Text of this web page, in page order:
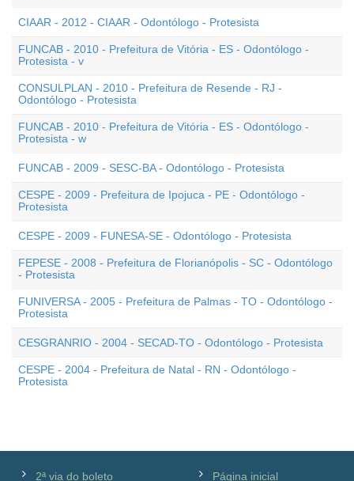
CIAAR - 2012 - CIAAR - Odontólogo - Protesista
FUNCAB - 2010 - Prefeitura de Vitória - ES - Odontólogo -
Protesista - v
CONSULPLAN - 2010 - Prefeitura de Resende - RJ -
Odontólogo - Protesista
FUNCAB - 2010 - Prefeitura de Vitória - ES - Odontólogo -
Protesista - w
FUNCAB - 2009 - SESC-BA - Odontólogo - Protesista
CESPE - 2009 - Prefeitura de Ipojuca - PE - Odontólogo -
Protesista
CESPE - 2009 - FUNESA-SE - Odontólogo - Protesista
FEPESE - 2008 - Prefeitura de Florianópolis - SC - Odontólogo
- Protesista
FUNIVERSA - 2005 - Prefeitura de Palmas - TO - Odontólogo -
Protesista
CESGRANRIO - 2004 - SECAD-TO - Odontólogo - Protesista
CESPE - 2004 - Prefeitura de Natal - RN - Odontólogo -
Protesista
2ª via do boleto Página inicial